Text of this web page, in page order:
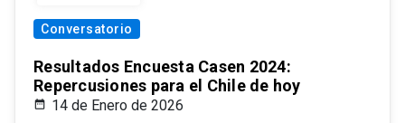
Conversatorio
Resultados Encuesta Casen 2024:
Repercusiones para el Chile de hoy
14 de Enero de 2026